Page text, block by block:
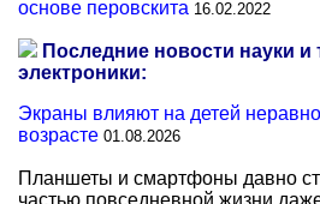
основе перовскита 16.02.2022
Последние новости науки и
электроники:
Экраны влияют на детей
возрасте 01.08.2026
Планшеты и смартфоны давно
частью повседневной жизни